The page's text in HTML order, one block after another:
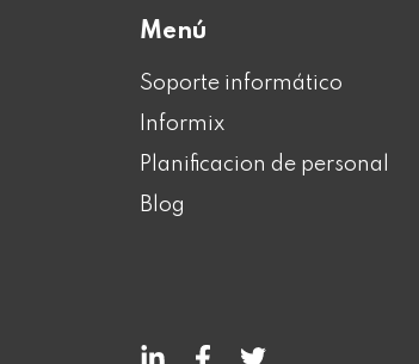
Menú
Soporte informático
Informix
Planificacion de personal
Blog